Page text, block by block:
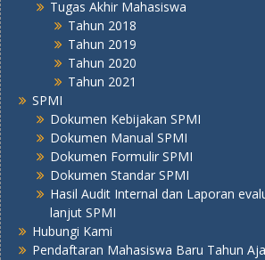
Tugas Akhir Mahasiswa
Tahun 2018
Tahun 2019
Tahun 2020
Tahun 2021
SPMI
Dokumen Kebijakan SPMI
Dokumen Manual SPMI
Dokumen Formulir SPMI
Dokumen Standar SPMI
Hasil Audit Internal dan Laporan
lanjut SPMI
Hubungi Kami
Pendaftaran Mahasiswa Baru Tahun